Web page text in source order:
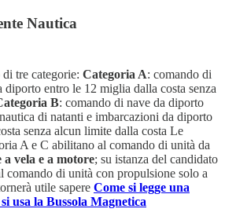
Nautica
tre categorie: Categoria A: comando di
diporto entro le 12 miglia dalla costa senza
B: comando di nave da diporto
di natanti e imbarcazioni da diporto
senza alcun limite dalla costa Le
A e C abilitano al comando di unità da
vela e a motore; su istanza del candidato
comando di unità con propulsione solo a
utile sapere Come si legge una
usa la Bussola Magnetica